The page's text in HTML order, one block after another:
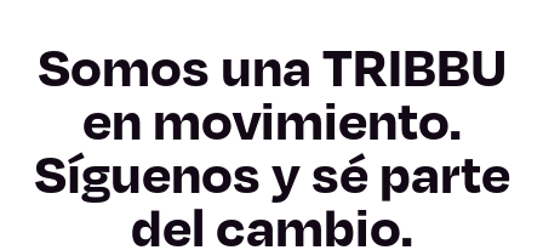
Barcelona
Girona
Lleida
Somos una TRIBBU
en movimiento.
Síguenos y sé parte
del cambio.